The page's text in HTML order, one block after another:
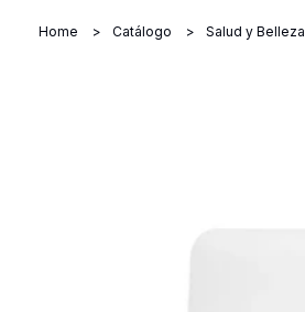
Home Catálogo Salud y Belleza